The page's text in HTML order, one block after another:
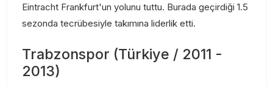
Eintracht Frankfurt'un yolunu tuttu. Burada geçirdiği 1.5
sezonda tecrübesiyle takımına liderlik etti.
Trabzonspor (Türkiye / 2011 -
2013)